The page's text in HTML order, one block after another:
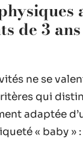
de 3
ne se
qui
adaptée
« baby » :